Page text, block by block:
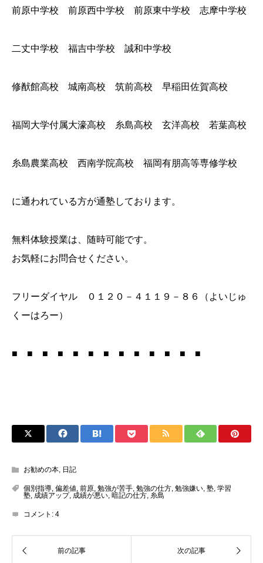
前原中学校 前原西中学校 前原東中学校 志摩中学校
二丈中学校 福吉中学校 誠和中学校
修猷館高校 城南高校 筑前高校 早稲田佐賀高校
福岡大学付属大濠高校 糸島高校 玄洋高校 若葉高校
糸島農業高校 西南学院高校 福岡有朋高等専修学校
に通われている方が通塾しております。
無料体験授業は、随時可能です。
お気軽にお問合せください。
フリーダイヤル ０１２０－４１１９－８６（よいじゅ
くーはろー）
■ ■ ■ ■ ■ ■ ■ ■ ■ ■ ■ ■ ■
お勧めの本, 日記
個別指導, 偏差値, 前原, 勉強が苦手, 勉強の仕方, 勉強嫌い, 塾, 学習
塾, 成績アップ, 成績が悪い, 暗記の仕方, 糸島
コメント: 4